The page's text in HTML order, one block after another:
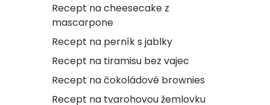
Recept na cheesecake z
mascarpone
Recept na perník s jablky
Recept na tiramisu bez vajec
Recept na čokoládové brownies
Recept na tvarohovou žemlovku